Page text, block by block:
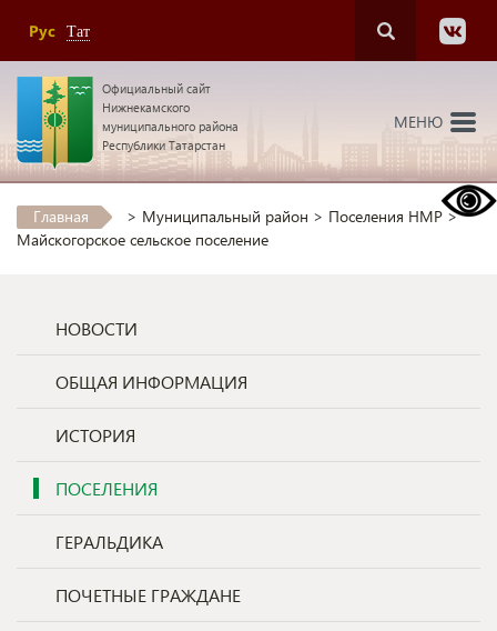
Рус Тат
Официальный сайт
Нижнекамского
муниципального района
Республики Татарстан
МЕНЮ
Главная > Муниципальный район > Поселения НМР >
Майскогорское сельское поселение
НОВОСТИ
ОБЩАЯ ИНФОРМАЦИЯ
ИСТОРИЯ
ПОСЕЛЕНИЯ
ГЕРАЛЬДИКА
ПОЧЕТНЫЕ ГРАЖДАНЕ